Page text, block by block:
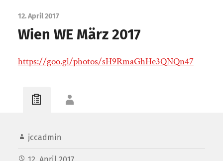
12. April 2017
Wien WE März 2017
https://goo.gl/photos/sH9RmaGhHe3QNQn47
jccadmin